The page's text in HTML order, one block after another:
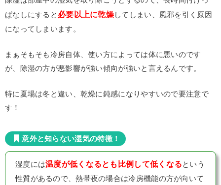
ぱなしにすると 必要以上に乾燥してしまい、風邪を引く原因
になってしまいます。
まぁそもそも冷房自体、使い方によっては体に悪いのです
が、除湿の方が悪影響が強い傾向が強いと言えるんです。
特に夏場は冬と違い、乾燥に鈍感になりやすいので要注意で
す！
意外と知らない湿気の特徴！
湿度には温度が低くなるとも比例して低くなるという
性質があるので、熱帯夜の場合は冷房機能の方が向いて